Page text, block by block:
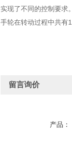
实现了不同的控制要求
手轮在转动过程中共有
留言询价
产品：